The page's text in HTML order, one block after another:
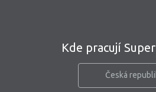
Kde pracují
Česká